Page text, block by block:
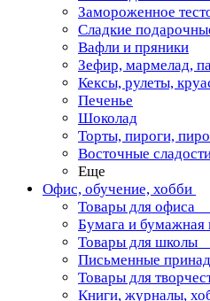
Замороженное
Сладкие
Вафли и пряники
Зефир, мармелад,
Кексы, рулеты,
Печенье
Шоколад
Торты, пироги,
Восточные
Еще
Офис, обучение, хобби
Товары для офиса
Бумага и бумажная
Товары для школы
Письменные
Товары для
Книги, журналы,